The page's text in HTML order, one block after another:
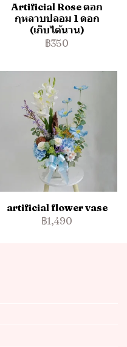
Artificial Rose ดอก
กุหลาบปลอม 1 ดอก
(เก็บได้นาน)
฿350
artificial flower vase
฿1,490